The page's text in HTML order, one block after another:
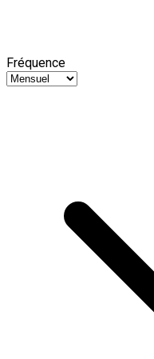
Fréquence